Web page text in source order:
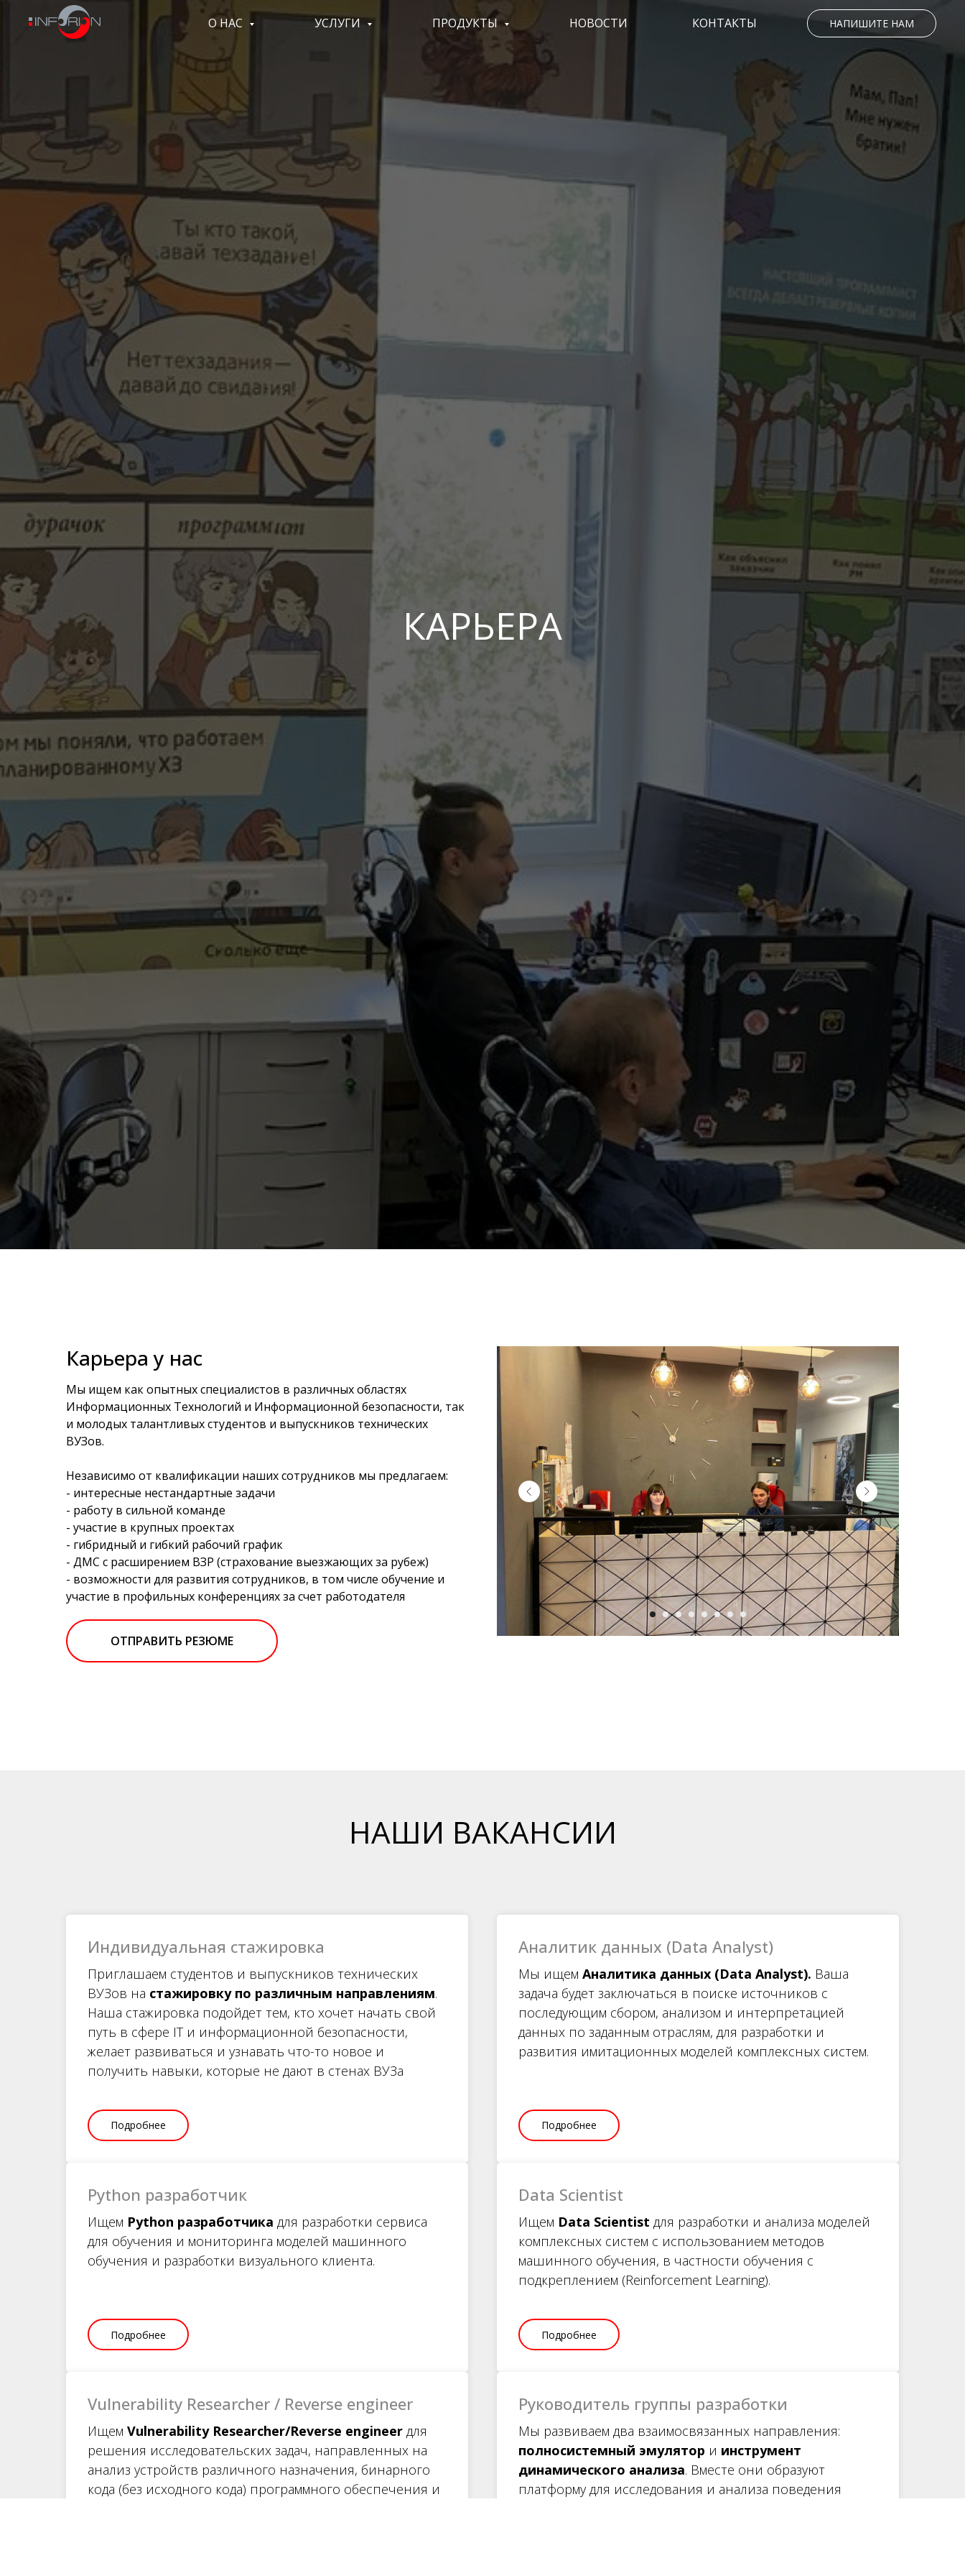
О НАС УСЛУГИ ПРОДУКТЫ НОВОСТИ КОНТАКТЫ НАПИШИТЕ НАМ
КАРЬЕРА
Карьера у нас
Мы ищем как опытных специалистов в различных областях
Информационных Технологий и Информационной безопасности, так
и молодых талантливых студентов и выпускников технических
ВУЗов.
Независимо от квалификации наших сотрудников мы предлагаем:
- интересные нестандартные задачи
- работу в сильной команде
- участие в крупных проектах
- гибридный и гибкий рабочий график
- ДМС с расширением ВЗР (страхование выезжающих за рубеж)
- возможности для развития сотрудников, в том числе обучение и
участие в профильных конференциях за счет работодателя
ОТПРАВИТЬ РЕЗЮМЕ
НАШИ ВАКАНСИИ
Индивидуальная стажировка
Приглашаем студентов и выпускников технических
ВУЗов на стажировку по различным направлениям.
Наша стажировка подойдет тем, кто хочет начать свой
путь в сфере IT и информационной безопасности,
желает развиваться и узнавать что-то новое и
получить навыки, которые не дают в стенах ВУЗа
Подробнее
Аналитик данных (Data Analyst)
Мы ищем Аналитика данных (Data Analyst). Ваша
задача будет заключаться в поиске источников с
последующим сбором, анализом и интерпретацией
данных по заданным отраслям, для разработки и
развития имитационных моделей комплексных систем.
Подробнее
Python разработчик
Ищем Python разработчика для разработки сервиса
для обучения и мониторинга моделей машинного
обучения и разработки визуального клиента.
Подробнее
Data Scientist
Ищем Data Scientist для разработки и анализа моделей
комплексных систем с использованием методов
машинного обучения, в частности обучения с
подкреплением (Reinforcement Learning).
Подробнее
Vulnerability Researcher / Reverse engineer
Ищем Vulnerability Researcher/Reverse engineer для
решения исследовательских задач, направленных на
анализ устройств различного назначения, бинарного
кода (без исходного кода) программного обеспечения и
Руководитель группы разработки
Мы развиваем два взаимосвязанных направления:
полносистемный эмулятор и инструмент
динамического анализа. Вместе они образуют
платформу для исследования и анализа поведения